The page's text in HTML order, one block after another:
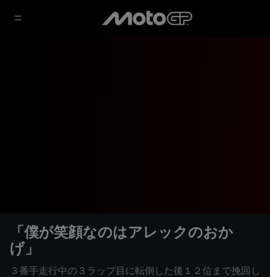
「僕が笑顔なのはアレックのおか
げ」
３番手走行中の３ラップ目に転倒した後１２位まで挽回し